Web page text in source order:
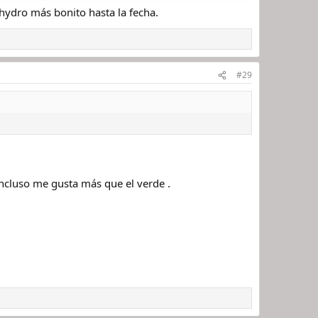
más bonito hasta la fecha.
#29
me gusta más que el verde .